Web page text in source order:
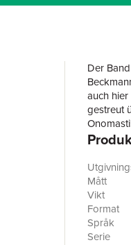
Der
auch
gestreut
greifen
Lucena
sur-Sûre
sowie
jeweils
Mått
Vikt
Format
Språk
Serie